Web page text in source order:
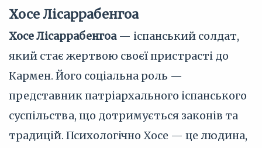
Хосе Лісаррабенгоа
Хосе Лісаррабенгоа— іспанський солдат,
який стає жертвою своєї пристрасті до
Кармен. Його соціальна роль —
представник патріархального іспанського
суспільства, що дотримується законів та
традицій. Психологічно Хосе — це людина,